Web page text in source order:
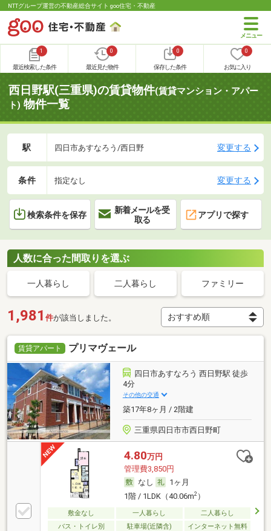
NTTグループ運営の不動産総合サイト goo住宅・不動産
1
最近検索した条件
0
最近見た物件
0
保存した条件
0
お気に入り
西日野駅(三重県)の賃貸物件(賃貸マンション・アパー
ト) 物件一覧
駅 四日市あすなろう/西日野 変更する
条件 指定なし 変更する
検索条件を保存
新着メールを受
取る
アプリで探す
人数に合った間取りを選ぶ
一人暮らし 二人暮らし ファミリー
1,981 件が該当しました。
賃貸アパート プリマヴェール
四日市あすなろう 西日野駅 徒歩
4分
その他の交通
築17年8ヶ月 / 2階建
三重県四日市市西日野町
4.80万円
管理費3,850円
なし
1ヶ月
1階 / 1LDK（40.06m2）
敷金なし 一人暮らし
二人暮らし
バス・トイレ別
駐車場(近隣含) インターネット無料